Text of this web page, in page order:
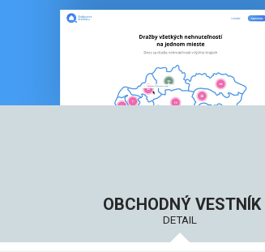
OBCHODNÝ VESTNÍK
DETAIL